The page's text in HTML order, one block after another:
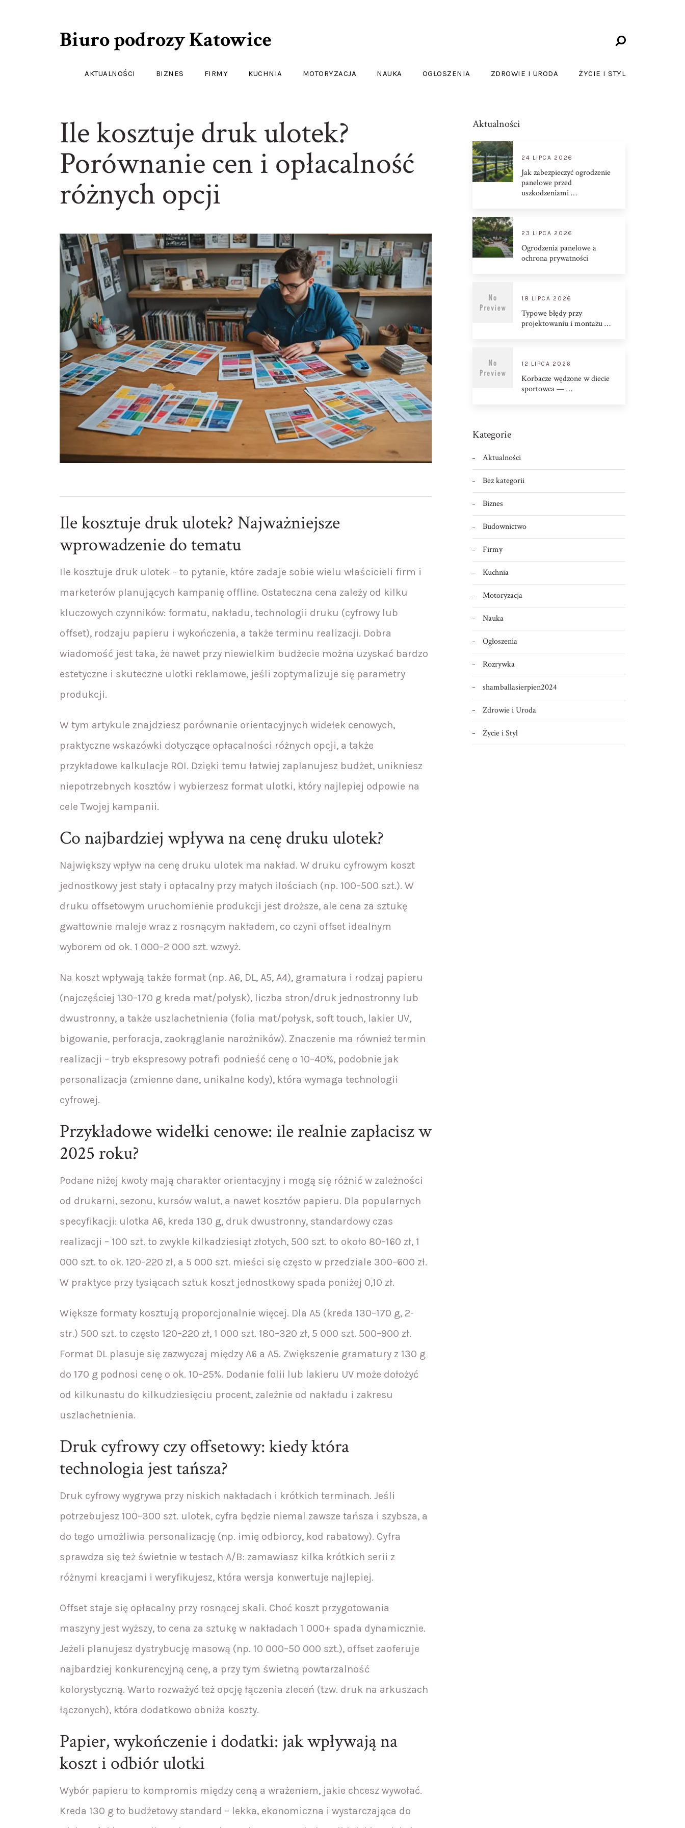
Biuro podrozy Katowice
AKTUALNOŚCI BIZNES FIRMY KUCHNIA MOTORYZACJA NAUKA OGŁOSZENIA ZDROWIE I URODA ŻYCIE I STYL
Ile kosztuje druk ulotek?
Porównanie cen i opłacalność
różnych opcji
Ile kosztuje druk ulotek? Najważniejsze
wprowadzenie do tematu
Ile kosztuje druk ulotek – to pytanie, które zadaje sobie wielu właścicieli firm i
marketerów planujących kampanię offline. Ostateczna cena zależy od kilku
kluczowych czynników: formatu, nakładu, technologii druku (cyfrowy lub
offset), rodzaju papieru i wykończenia, a także terminu realizacji. Dobra
wiadomość jest taka, że nawet przy niewielkim budżecie można uzyskać bardzo
estetyczne i skuteczne ulotki reklamowe, jeśli zoptymalizuje się parametry
produkcji.
W tym artykule znajdziesz porównanie orientacyjnych widełek cenowych,
praktyczne wskazówki dotyczące opłacalności różnych opcji, a także
przykładowe kalkulacje ROI. Dzięki temu łatwiej zaplanujesz budżet, unikniesz
niepotrzebnych kosztów i wybierzesz format ulotki, który najlepiej odpowie na
cele Twojej kampanii.
Co najbardziej wpływa na cenę druku ulotek?
Największy wpływ na cenę druku ulotek ma nakład. W druku cyfrowym koszt
jednostkowy jest stały i opłacalny przy małych ilościach (np. 100–500 szt.). W
druku offsetowym uruchomienie produkcji jest droższe, ale cena za sztukę
gwałtownie maleje wraz z rosnącym nakładem, co czyni offset idealnym
wyborem od ok. 1 000–2 000 szt. wzwyż.
Na koszt wpływają także format (np. A6, DL, A5, A4), gramatura i rodzaj papieru
(najczęściej 130–170 g kreda mat/połysk), liczba stron/druk jednostronny lub
dwustronny, a także uszlachetnienia (folia mat/połysk, soft touch, lakier UV,
bigowanie, perforacja, zaokrąglanie narożników). Znaczenie ma również termin
realizacji – tryb ekspresowy potrafi podnieść cenę o 10–40%, podobnie jak
personalizacja (zmienne dane, unikalne kody), która wymaga technologii
cyfrowej.
Przykładowe widełki cenowe: ile realnie zapłacisz w
2025 roku?
Podane niżej kwoty mają charakter orientacyjny i mogą się różnić w zależności
od drukarni, sezonu, kursów walut, a nawet kosztów papieru. Dla popularnych
specyfikacji: ulotka A6, kreda 130 g, druk dwustronny, standardowy czas
realizacji – 100 szt. to zwykle kilkadziesiąt złotych, 500 szt. to około 80–160 zł, 1
000 szt. to ok. 120–220 zł, a 5 000 szt. mieści się często w przedziale 300–600 zł.
W praktyce przy tysiącach sztuk koszt jednostkowy spada poniżej 0,10 zł.
Większe formaty kosztują proporcjonalnie więcej. Dla A5 (kreda 130–170 g, 2-
str.) 500 szt. to często 120–220 zł, 1 000 szt. 180–320 zł, 5 000 szt. 500–900 zł.
Format DL plasuje się zazwyczaj między A6 a A5. Zwiększenie gramatury z 130 g
do 170 g podnosi cenę o ok. 10–25%. Dodanie folii lub lakieru UV może dołożyć
od kilkunastu do kilkudziesięciu procent, zależnie od nakładu i zakresu
uszlachetnienia.
Druk cyfrowy czy offsetowy: kiedy która
technologia jest tańsza?
Druk cyfrowy wygrywa przy niskich nakładach i krótkich terminach. Jeśli
potrzebujesz 100–300 szt. ulotek, cyfra będzie niemal zawsze tańsza i szybsza, a
do tego umożliwia personalizację (np. imię odbiorcy, kod rabatowy). Cyfra
sprawdza się też świetnie w testach A/B: zamawiasz kilka krótkich serii z
różnymi kreacjami i weryfikujesz, która wersja konwertuje najlepiej.
Offset staje się opłacalny przy rosnącej skali. Choć koszt przygotowania
maszyny jest wyższy, to cena za sztukę w nakładach 1 000+ spada dynamicznie.
Jeżeli planujesz dystrybucję masową (np. 10 000–50 000 szt.), offset zaoferuje
najbardziej konkurencyjną cenę, a przy tym świetną powtarzalność
kolorystyczną. Warto rozważyć też opcję łączenia zleceń (tzw. druk na arkuszach
łączonych), która dodatkowo obniża koszty.
Papier, wykończenie i dodatki: jak wpływają na
koszt i odbiór ulotki
Wybór papieru to kompromis między ceną a wrażeniem, jakie chcesz wywołać.
Kreda 130 g to budżetowy standard – lekka, ekonomiczna i wystarczająca do
Aktualności
24 LIPCA 2026
Jak zabezpieczyć ogrodzenie
panelowe przed
uszkodzeniami …
23 LIPCA 2026
Ogrodzenia panelowe a
ochrona prywatności
18 LIPCA 2026
Typowe błędy przy
projektowaniu i montażu …
12 LIPCA 2026
Korbacze wędzone w diecie
sportowca — …
Kategorie
Aktualności
Bez kategorii
Biznes
Budownictwo
Firmy
Kuchnia
Motoryzacja
Nauka
Ogłoszenia
Rozrywka
shamballasierpien2024
Zdrowie i Uroda
Życie i Styl